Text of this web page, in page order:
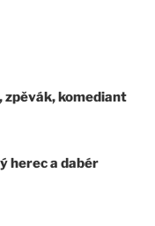
zpěvák, komediant
herec a dabér